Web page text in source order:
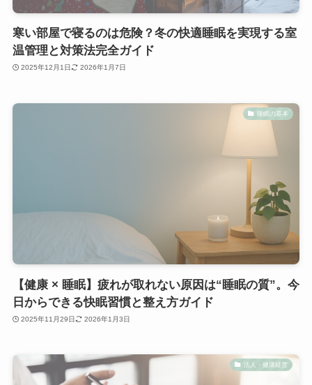
寒い部屋で寝るのは危険？冬の快適睡眠を実現する室
温管理と対策法完全ガイド
2025年12月1日 2026年1月7日
睡眠の基本
【健康 × 睡眠】疲れが取れない原因は“睡眠の質”。今
日からできる快眠習慣と整え方ガイド
2025年11月29日 2026年1月3日
法人・健康経営